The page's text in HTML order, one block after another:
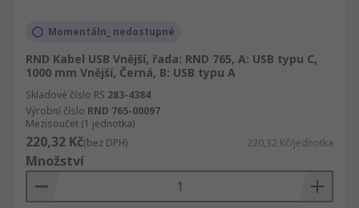
Momentáln_ nedostupné
RND Kabel USB Vnější, řada: RND 765, A: USB typu C,
1000 mm Vnější, Černá, B: USB typu A
Skladové číslo RS 283-4384
Výrobní číslo RND 765-00097
Mezisoučet (1 jednotka)
220,32 Kč(bez DPH) 220,32 Kč/jednotka
Množství